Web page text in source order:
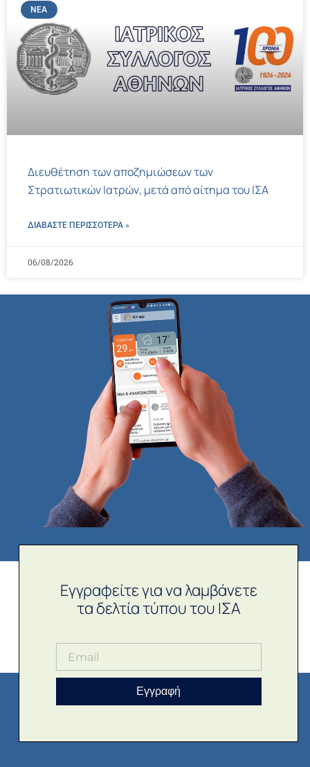
ΝΈΑ
Διευθέτηση των αποζημιώσεων των
Στρατιωτικών Ιατρών, μετά από αίτημα του ΙΣΑ
ΔΙΑΒΑΣΤΕ ΠΕΡΙΣΣΌΤΕΡΑ »
06/08/2026
Εγγραφείτε για να λαμβάνετε
τα δελτία τύπου του ΙΣΑ
Εγγραφή